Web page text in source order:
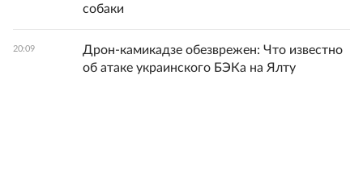
собаки
20:09
Дрон-камикадзе обезврежен: Что известно
об атаке украинского БЭКа на Ялту